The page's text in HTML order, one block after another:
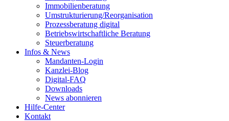
Immobilienberatung
Umstrukturierung/Reorganisation
Prozessberatung digital
Betriebswirtschaftliche Beratung
Steuerberatung
Infos & News
Mandanten-Login
Kanzlei-Blog
Digital-FAQ
Downloads
News abonnieren
Hilfe-Center
Kontakt